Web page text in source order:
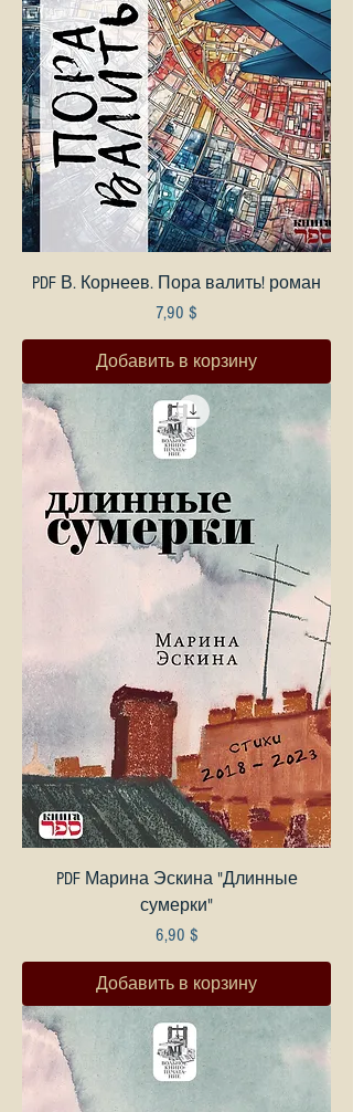
PDF В. Корнеев. Пора валить! роман
Цена
7,90 $
Добавить в корзину
PDF Марина Эскина "Длинные
сумерки"
Цена
6,90 $
Добавить в корзину